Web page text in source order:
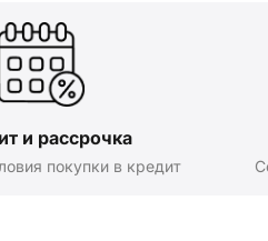
и рассрочка
покупки в кредит